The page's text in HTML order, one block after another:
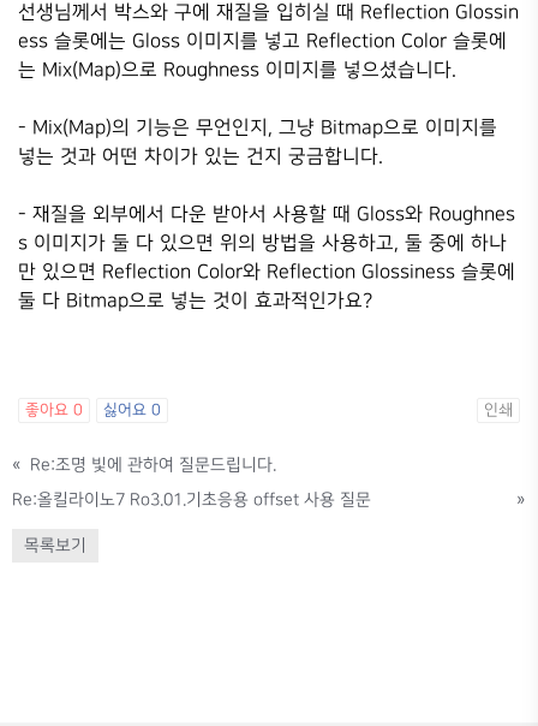
선생님께서 박스와 구에 재질을 입히실 때 Reflection Glossin
ess 슬롯에는 Gloss 이미지를 넣고 Reflection Color 슬롯에
는 Mix(Map)으로 Roughness 이미지를 넣으셨습니다.
- Mix(Map)의 기능은 무언인지, 그냥 Bitmap으로 이미지를
넣는 것과 어떤 차이가 있는 건지 궁금합니다.
- 재질을 외부에서 다운 받아서 사용할 때 Gloss와 Roughnes
s 이미지가 둘 다 있으면 위의 방법을 사용하고, 둘 중에 하나
만 있으면 Reflection Color와 Reflection Glossiness 슬롯에
둘 다 Bitmap으로 넣는 것이 효과적인가요?
좋아요 0 싫어요 0 인쇄
« Re:조명 빛에 관하여 질문드립니다.
Re:올킬라이노7 Ro3.01.기초응용 offset 사용 질문
»
목록보기